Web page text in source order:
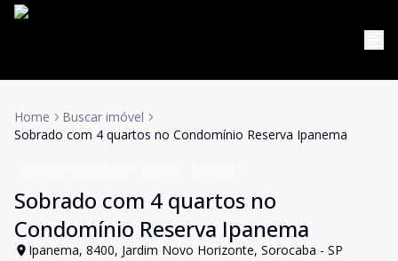
Home
Buscar imóvel
Sobrado com 4 quartos no Condomínio Reserva Ipanema
Sobrado com 4 quartos no
Condomínio Reserva Ipanema
Ipanema, 8400, Jardim Novo Horizonte, Sorocaba - SP